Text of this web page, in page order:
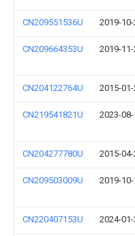
CN209551536U 2019-
CN209664353U 2019-
CN204122764U 2015-
CN219541821U 2023-
CN204277780U 2015-
CN209503009U 2019-
CN220407153U 2024-